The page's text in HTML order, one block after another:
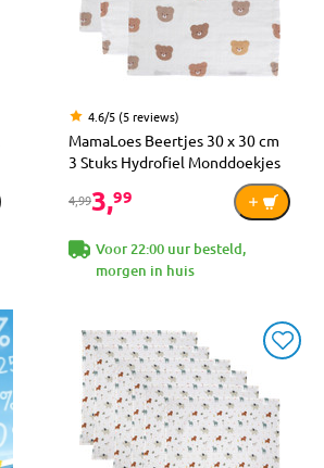
4.6/5 (5 reviews)
MamaLoes Beertjes 30 x 30 cm
3 Stuks Hydrofiel Monddoekjes
4,993,99
Voor 22:00 uur besteld,
morgen in huis